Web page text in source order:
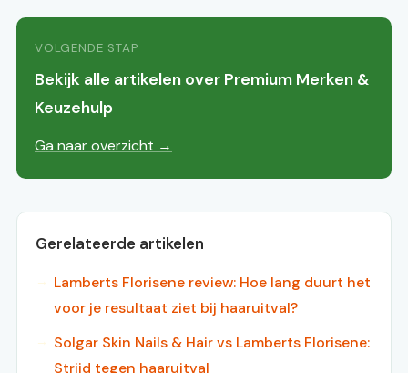
VOLGENDE STAP
Bekijk alle artikelen over Premium Merken &
Keuzehulp
Ga naar overzicht →
Gerelateerde artikelen
Lamberts Florisene review: Hoe lang duurt het
voor je resultaat ziet bij haaruitval?
Solgar Skin Nails & Hair vs Lamberts Florisene:
Strijd tegen haaruitval